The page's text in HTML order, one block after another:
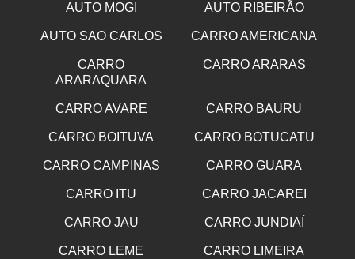
AUTO MOGI AUTO RIBEIRÃO
AUTO SAO CARLOS CARRO AMERICANA
CARRO
ARARAQUARA
CARRO ARARAS
CARRO AVARE CARRO BAURU
CARRO BOITUVA CARRO BOTUCATU
CARRO CAMPINAS CARRO GUARA
CARRO ITU CARRO JACAREI
CARRO JAU CARRO JUNDIAÍ
CARRO LEME CARRO LIMEIRA